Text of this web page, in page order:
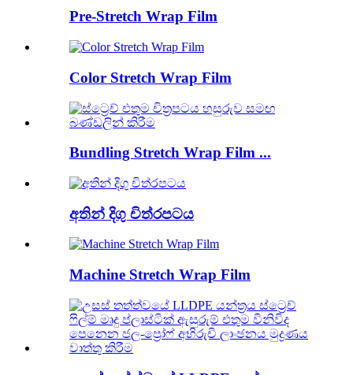
Pre-Stretch Wrap Film
Color Stretch Wrap Film
Bundling Stretch Wrap Film ...
අතින් දිගු චිත්රපටය
Machine Stretch Wrap Film